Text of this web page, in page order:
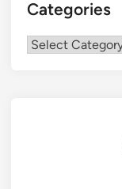
Categories
Categories